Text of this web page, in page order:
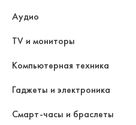
Аудио
TV и мониторы
Компьютерная техника
Гаджеты и электроника
Смарт-часы и браслеты